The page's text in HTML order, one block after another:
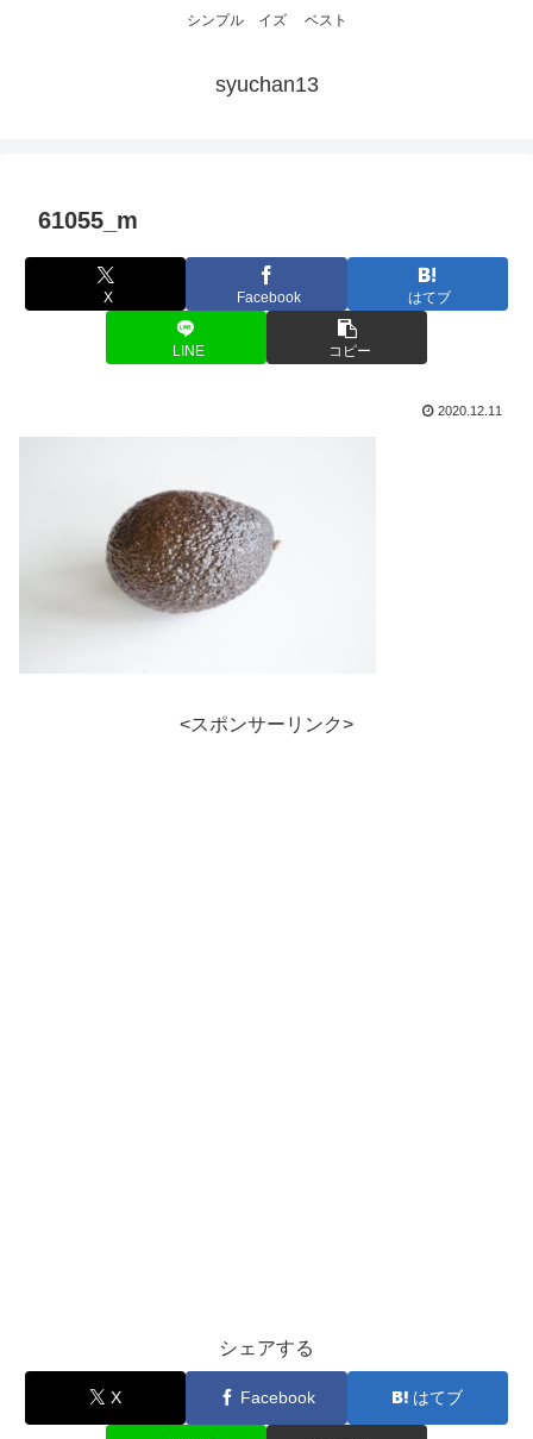
シンプル イズ ベスト
syuchan13
61055_m
X Facebook はてブ
LINE コピー
2020.12.11
<スポンサーリンク>
シェアする
X Facebook はてブ